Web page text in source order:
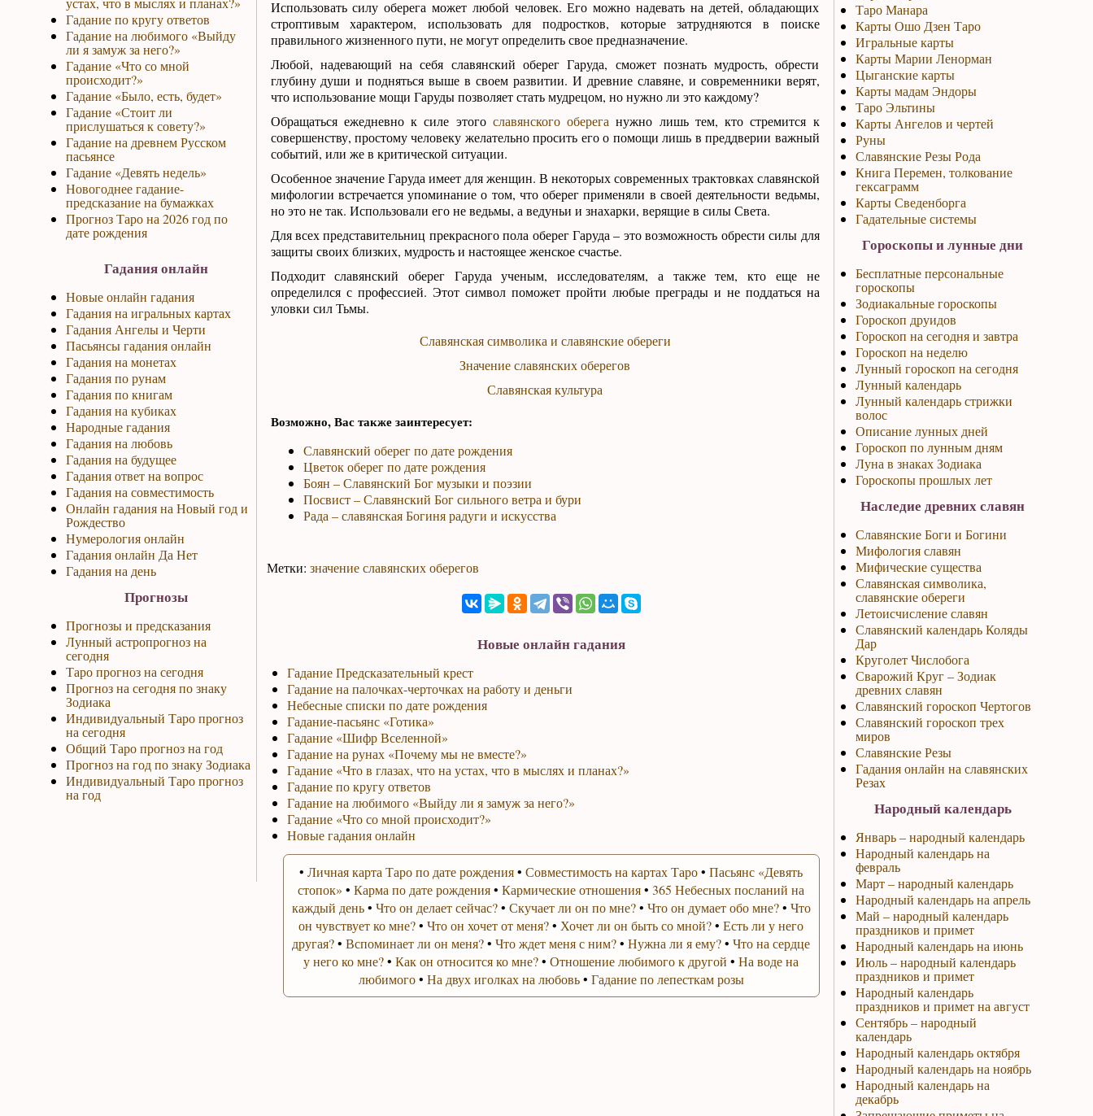
Гадание по кругу ответов
Гадание на любимого «Выйду
ли я замуж за него?»
Гадание «Что со мной
происходит?»
Гадание «Было, есть, будет»
Гадание «Стоит ли
прислушаться к совету?»
Гадание на древнем Русском
пасьянсе
Гадание «Девять недель»
Новогоднее гадание-
предсказание на бумажках
Прогноз Таро на 2026 год по
дате рождения
Гадания онлайн
Новые онлайн гадания
Гадания на игральных картах
Гадания Ангелы и Черти
Пасьянсы гадания онлайн
Гадания на монетах
Гадания по рунам
Гадания по книгам
Гадания на кубиках
Народные гадания
Гадания на любовь
Гадания на будущее
Гадания ответ на вопрос
Гадания на совместимость
Онлайн гадания на Новый год и
Рождество
Нумерология онлайн
Гадания онлайн Да Нет
Гадания на день
Прогнозы
Прогнозы и предсказания
Лунный астропрогноз на
сегодня
Таро прогноз на сегодня
Прогноз на сегодня по знаку
Зодиака
Индивидуальный Таро прогноз
на сегодня
Общий Таро прогноз на год
Прогноз на год по знаку Зодиака
Индивидуальный Таро прогноз
на год
Использовать силу оберега может любой человек. Его можно надевать на детей, обладающих
строптивым характером, использовать для подростков, которые затрудняются в поиске
правильного жизненного пути, не могут определить свое предназначение.
Любой, надевающий на себя славянский оберег Гаруда, сможет познать мудрость, обрести
глубину души и подняться выше в своем развитии. И древние славяне, и современники верят,
что использование мощи Гаруды позволяет стать мудрецом, но нужно ли это каждому?
Обращаться ежедневно к силе этого славянского оберега нужно лишь тем, кто стремится к
совершенству, простому человеку желательно просить его о помощи лишь в преддверии важный
событий, или же в критической ситуации.
Особенное значение Гаруда имеет для женщин. В некоторых современных трактовках славянской
мифологии встречается упоминание о том, что оберег применяли в своей деятельности ведьмы,
но это не так. Использовали его не ведьмы, а ведуньи и знахарки, верящие в силы Света.
Для всех представительниц прекрасного пола оберег Гаруда – это возможность обрести силы для
защиты своих близких, мудрость и настоящее женское счастье.
Подходит славянский оберег Гаруда ученым, исследователям, а также тем, кто еще не
определился с профессией. Этот символ поможет пройти любые преграды и не поддаться на
уловки сил Тьмы.
Славянская символика и славянские обереги
Значение славянских оберегов
Славянская культура
Возможно, Вас также заинтересует:
Славянский оберег по дате рождения
Цветок оберег по дате рождения
Боян – Славянский Бог музыки и поэзии
Посвист – Славянский Бог сильного ветра и бури
Рада – славянская Богиня радуги и искусства
Метки: значение славянских оберегов
Новые онлайн гадания
Гадание Предсказательный крест
Гадание на палочках-черточках на работу и деньги
Небесные списки по дате рождения
Гадание-пасьянс «Готика»
Гадание «Шифр Вселенной»
Гадание на рунах «Почему мы не вместе?»
Гадание «Что в глазах, что на устах, что в мыслях и планах?»
Гадание по кругу ответов
Гадание на любимого «Выйду ли я замуж за него?»
Гадание «Что со мной происходит?»
Новые гадания онлайн
• Личная карта Таро по дате рождения• Совместимость на картах Таро• Пасьянс «Девять
стопок» • Карма по дате рождения• Кармические отношения• 365 Небесных посланий на
каждый день• Что он делает сейчас?• Скучает ли он по мне?• Что он думает обо мне?• Что
он чувствует ко мне?• Что он хочет от меня?• Хочет ли он быть со мной?• Есть ли у него
другая?• Вспоминает ли он меня?• Что ждет меня с ним?• Нужна ли я ему?• Что на сердце
у него ко мне?• Как он относится ко мне?• Отношение любимого к другой • На воде на
любимого• На двух иголках на любовь• Гадание по лепесткам розы
Таро Манара
Карты Ошо Дзен Таро
Игральные карты
Карты Марии Ленорман
Цыганские карты
Карты мадам Эндоры
Таро Эльтины
Карты Ангелов и чертей
Руны
Славянские Резы Рода
Книга Перемен, толкование
гексаграмм
Карты Сведенборга
Гадательные системы
Гороскопы и лунные дни
Бесплатные персональные
гороскопы
Зодиакальные гороскопы
Гороскоп друидов
Гороскоп на сегодня и завтра
Гороскоп на неделю
Лунный гороскоп на сегодня
Лунный календарь
Лунный календарь стрижки
волос
Описание лунных дней
Гороскоп по лунным дням
Луна в знаках Зодиака
Гороскопы прошлых лет
Наследие древних славян
Славянские Боги и Богини
Мифология славян
Мифические существа
Славянская символика,
славянские обереги
Летоисчисление славян
Славянский календарь Коляды
Дар
Круголет Числобога
Сварожий Круг – Зодиак
древних славян
Славянский гороскоп Чертогов
Славянский гороскоп трех
миров
Славянские Резы
Гадания онлайн на славянских
Резах
Народный календарь
Январь – народный календарь
Народный календарь на
февраль
Март – народный календарь
Народный календарь на апрель
Май – народный календарь
праздников и примет
Народный календарь на июнь
Июль – народный календарь
праздников и примет
Народный календарь
праздников и примет на август
Сентябрь – народный
календарь
Народный календарь октября
Народный календарь на ноябрь
Народный календарь на
декабрь